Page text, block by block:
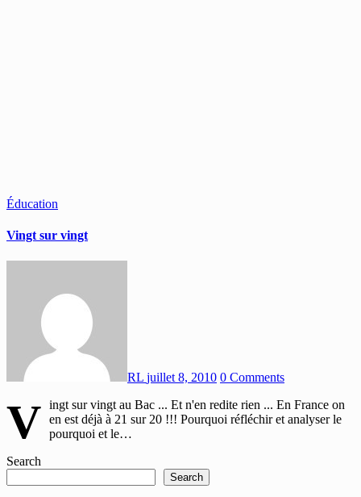
Éducation
Vingt sur vingt
RL juillet 8, 2010 0 Comments
V ingt sur vingt au Bac ... Et n'en redite rien ... En France on
en est déjà à 21 sur 20 !!! Pourquoi réfléchir et analyser le
pourquoi et le…
Search
Search